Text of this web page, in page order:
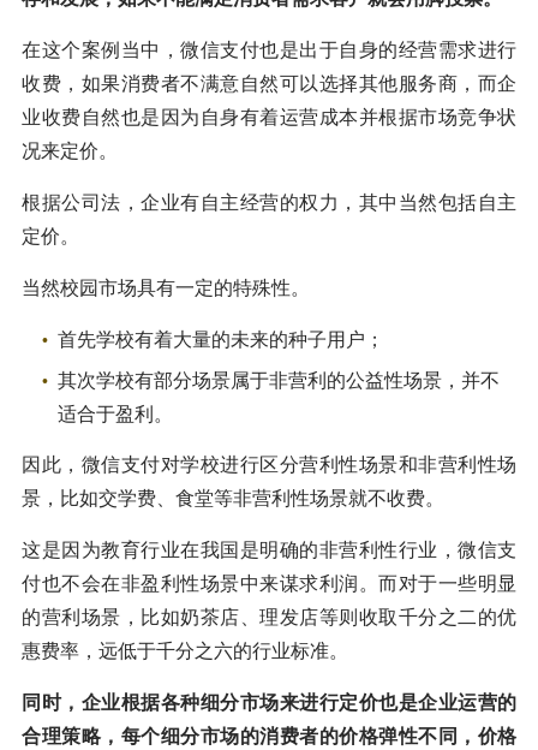
在这个案例当中，微信支付也是出于自身的经营需求进行
收费，如果消费者不满意自然可以选择其他服务商，而企
业收费自然也是因为自身有着运营成本并根据市场竞争状
况来定价。
根据公司法，企业有自主经营的权力，其中当然包括自主
定价。
当然校园市场具有一定的特殊性。
首先学校有着大量的未来的种子用户；
其次学校有部分场景属于非营利的公益性场景，并不
适合于盈利。
因此，微信支付对学校进行区分营利性场景和非营利性场
景，比如交学费、食堂等非营利性场景就不收费。
这是因为教育行业在我国是明确的非营利性行业，微信支
付也不会在非盈利性场景中来谋求利润。而对于一些明显
的营利场景，比如奶茶店、理发店等则收取千分之二的优
惠费率，远低于千分之六的行业标准。
同时，企业根据各种细分市场来进行定价也是企业运营的
合理策略，每个细分市场的消费者的价格弹性不同，价格